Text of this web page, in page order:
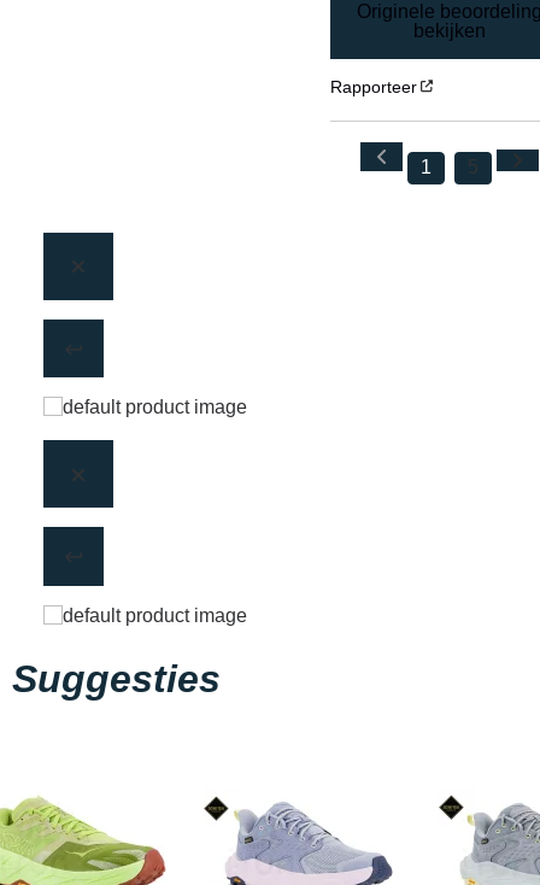
Originele
bekijken
Rapporteer
1 5
Suggesties